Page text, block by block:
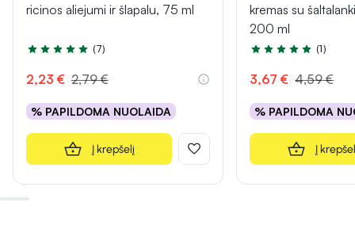
ricinos aliejumi ir šlapalu, 75 ml
Įvertinimas 4.9 iš 5
(7)
2,23 € 2,79 €
% PAPILDOMA NUOLAIDA
Į krepšelį
kremas su
200 ml
Įvertinimas 5.0 iš 5
(1)
3,67 € 4,59 €
% PAPILDOMA
Į